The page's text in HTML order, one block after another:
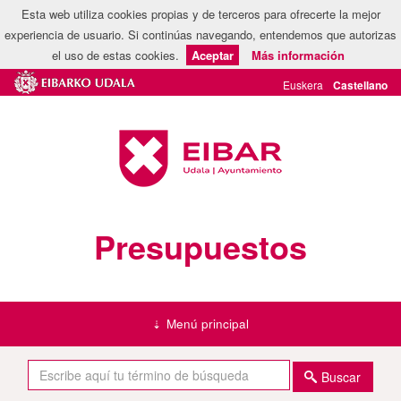
Esta web utiliza cookies propias y de terceros para ofrecerte la mejor
experiencia de usuario. Si continúas navegando, entendemos que autorizas
el uso de estas cookies.
Aceptar Más información
Presupuestos
Menú principal
Buscar